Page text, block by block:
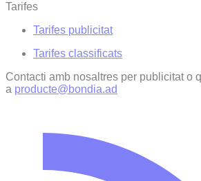
Tarifes
Tarifes publicitat
Tarifes classificats
Contacti amb nosaltres per publicitat o
a producte@bondia.ad